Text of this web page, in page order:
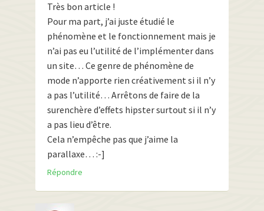
Très bon article !
Pour ma part, j’ai juste étudié le
phénomène et le fonctionnement mais je
n’ai pas eu l’utilité de l’implémenter dans
un site… Ce genre de phénomène de
mode n’apporte rien créativement si il n’y
a pas l’utilité… Arrêtons de faire de la
surenchère d’effets hipster surtout si il n’y
a pas lieu d’être.
Cela n’empêche pas que j’aime la
parallaxe… :-]
Répondre